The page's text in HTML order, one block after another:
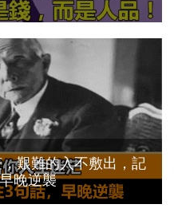
艱難的入不敷出，記
晚逆襲